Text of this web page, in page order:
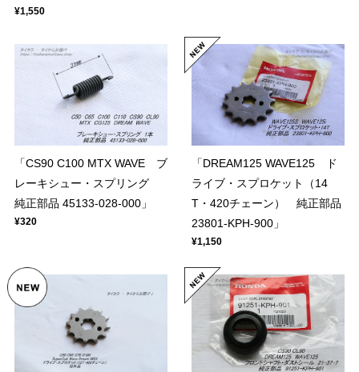
¥1,550
「CS90 C100 MTX WAVE ブ
レーキシュー・スプリング
純正部品 45133-028-000」
¥320
「DREAM125 WAVE125 ド
ライブ・スプロケット（14
T・420チェーン） 純正部品
23801-KPH-900」
¥1,150